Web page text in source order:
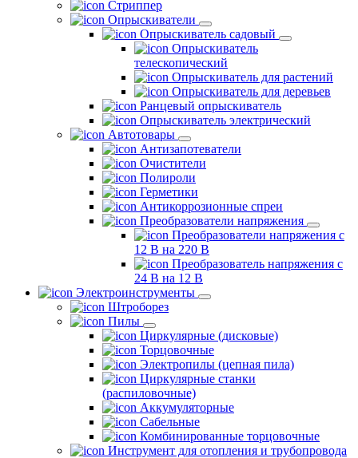
Стриппер
Опрыскиватели
Опрыскиватель садовый
Опрыскиватель
телескопический
Опрыскиватель для растений
Опрыскиватель для деревьев
Ранцевый опрыскиватель
Опрыскиватель электрический
Автотовары
Антизапотеватели
Очистители
Полироли
Герметики
Антикоррозионные спреи
Преобразователи напряжения
Преобразователи напряжения с
12 В на 220 В
Преобразователь напряжения с
24 В на 12 В
Электроинструменты
Штроборез
Пилы
Циркулярные (дисковые)
Торцовочные
Электропилы (цепная пила)
Циркулярные станки
(распиловочные)
Аккумуляторные
Сабельные
Комбинированные торцовочные
Инструмент для отопления и трубопровода